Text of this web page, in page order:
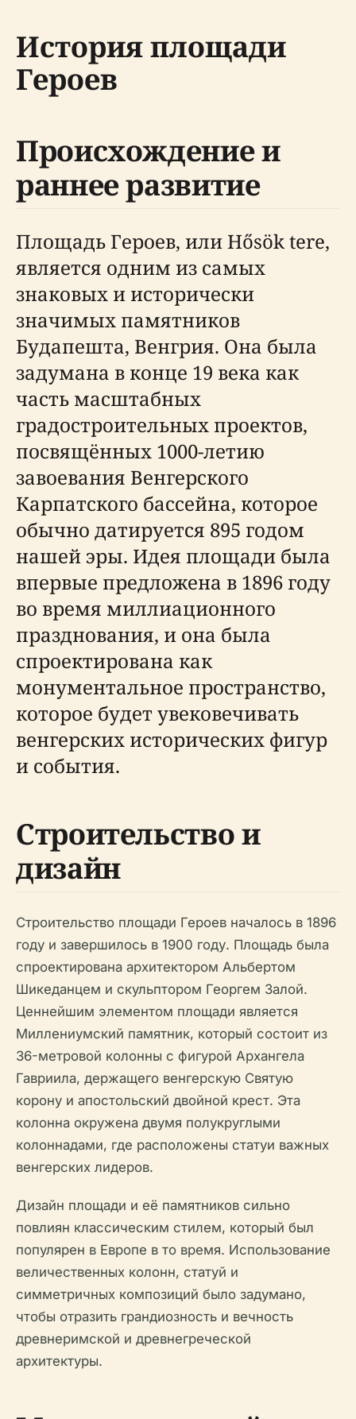
История площади
Героев
Происхождение и
раннее развитие
Площадь Героев, или Hősök tere,
является одним из самых
знаковых и исторически
значимых памятников
Будапешта, Венгрия. Она была
задумана в конце 19 века как
часть масштабных
градостроительных проектов,
посвящённых 1000-летию
завоевания Венгерского
Карпатского бассейна, которое
обычно датируется 895 годом
нашей эры. Идея площади была
впервые предложена в 1896 году
во время миллиационного
празднования, и она была
спроектирована как
монументальное пространство,
которое будет увековечивать
венгерских исторических фигур
и события.
Строительство и
дизайн
Строительство площади Героев началось в 1896
году и завершилось в 1900 году. Площадь была
спроектирована архитектором Альбертом
Шикеданцем и скульптором Георгем Залой.
Ценнейшим элементом площади является
Миллениумский памятник, который состоит из
36-метровой колонны с фигурой Архангела
Гавриила, держащего венгерскую Святую
корону и апостольский двойной крест. Эта
колонна окружена двумя полукруглыми
колоннадами, где расположены статуи важных
венгерских лидеров.
Дизайн площади и её памятников сильно
повлиян классическим стилем, который был
популярен в Европе в то время. Использование
величественных колонн, статуй и
симметричных композиций было задумано,
чтобы отразить грандиозность и вечность
древнеримской и древнегреческой
архитектуры.